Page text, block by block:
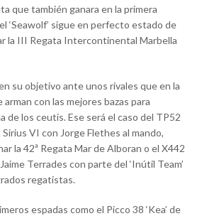
que también ganara en la primera
‘Seawolf’ sigue en perfecto estado de
la III Regata Intercontinental Marbella
su objetivo ante unos rivales que en la
arman con las mejores bazas para
de los ceutís. Ese será el caso del TP52
Sirius VI con Jorge Flethes al mando,
la 42ª Regata Mar de Alboran o el X442
Terrades con parte del ‘Inútil Team’
regatistas.
espadas como el Picco 38 ‘Kea’ de